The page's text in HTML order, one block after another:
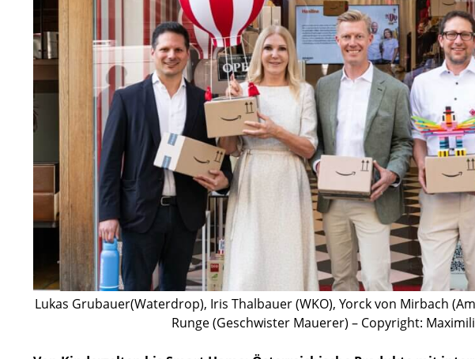
Lukas Grubauer(Waterdrop), Iris Thalbauer (WKO), Yorck von Mirbach
Runge (Geschwister Mauerer) – Copyright: